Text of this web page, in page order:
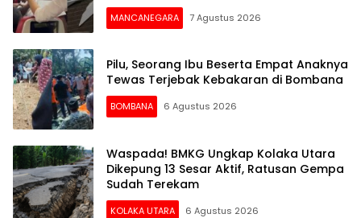
MANCANEGARA 7 Agustus 2026
Pilu, Seorang Ibu Beserta Empat Anaknya
Tewas Terjebak Kebakaran di Bombana
BOMBANA 6 Agustus 2026
Waspada! BMKG Ungkap Kolaka Utara
Dikepung 13 Sesar Aktif, Ratusan Gempa
Sudah Terekam
KOLAKA UTARA 6 Agustus 2026